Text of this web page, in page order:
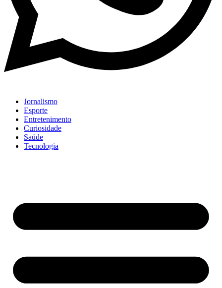
Jornalismo
Esporte
Entretenimento
Curiosidade
Saúde
Tecnologia